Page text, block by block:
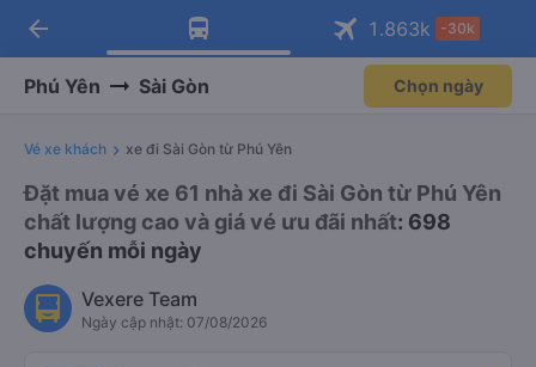
Tải app Vexere ngay!
Nhận ưu đãi thành viên độc
Mở app
Tải app Vexere
-30k/ghế khi đặt vé máy bay qua
Mở app
arrow_back 1.863k -30k
Phú Yên Sài Gòn Chọn ngày
Vé xe khách xe đi Sài Gòn từ Phú Yên
Đặt mua vé xe 61 nhà xe đi Sài Gòn từ Phú Yên
chất lượng cao và giá vé ưu đãi nhất: 698
chuyến mỗi ngày
Vexere Team
Ngày cập nhật: 07/08/2026